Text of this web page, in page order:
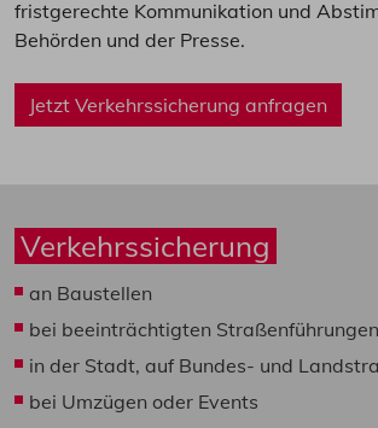
fristgerechte Kommunikation und
Behörden und der Presse.
Jetzt Verkehrssicherung anfragen
Verkehrssicherung
an Baustellen
bei beeinträchtigten Straßenführungen
in der Stadt, auf Bundes- und
bei Umzügen oder Events